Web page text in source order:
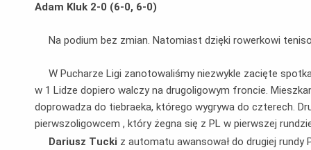
Adam Kluk 2-0 (6-0, 6-0)
Na podium bez zmian. Natomiast dzięki rowerkowi
W Pucharze Ligi zanotowaliśmy niezwykle zacięte
w 1 Lidze dopiero walczy na drugoligowym froncie.
doprowadza do tiebraeka, którego wygrywa do czterech.
pierwszoligowcem , który żegna się z PL w pierwszej
Dariusz Tucki z automatu awansował do drugiej rundy